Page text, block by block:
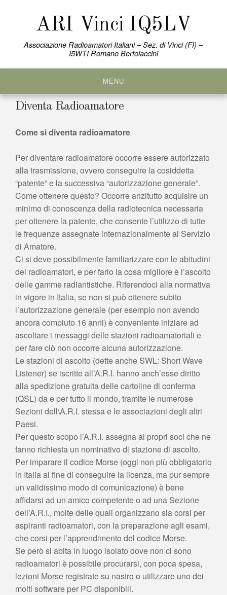
ARI Vinci IQ5LV
Associazione Radioamatori Italiani – Sez. di Vinci (FI) –
I5WTI Romano Bertolaccini
MENU
Diventa Radioamatore
Come si diventa radioamatore
Per diventare radioamatore occorre essere autorizzato
alla trasmissione, ovvero conseguire la cosiddetta
“patente” e la successiva “autorizzazione generale”.
Come ottenere questo? Occorre anzitutto acquisire un
minimo di conoscenza della radiotecnica necessaria
per ottenere la patente, che consente l’utilizzo di tutte
le frequenze assegnate internazionalmente al Servizio
di Amatore.
Ci si deve possibilmente familiarizzare con le abitudini
dei radioamatori, e per farlo la cosa migliore è l’ascolto
delle gamme radiantistiche. Riferendoci alla normativa
in vigore in Italia, se non si può ottenere subito
l’autorizzazione generale (per esempio non avendo
ancora compiuto 16 anni) è conveniente iniziare ad
ascoltare i messaggi delle stazioni radioamatoriali e
per fare ciò non occorre alcuna autorizzazione.
Le stazioni di ascolto (dette anche SWL: Short Wave
Listener) se iscritte all’A.R.I. hanno anch’esse diritto
alla spedizione gratuita delle cartoline di conferma
(QSL) da e per tutto il mondo, tramite le numerose
Sezioni dell\A.R.I. stessa e le associazioni degli altri
Paesi.
Per questo scopo l’A.R.I. assegna ai propri soci che ne
fanno richiesta un nominativo di stazione di ascolto.
Per imparare il codice Morse (oggi non più obbligatorio
in Italia al fine di conseguire la licenza, ma pur sempre
un validissimo modo di comunicazione) è bene
affidarsi ad un amico competente o ad una Sezione
dell’A.R.I., molte delle quali organizzano sia corsi per
aspiranti radioamatori, con la preparazione agli esami,
che corsi per l’apprendimento del codice Morse.
Se però si abita in luogo isolato dove non ci sono
radioamatori è possibile procurarsi, con poca spesa,
lezioni Morse registrate su nastro o utilizzare uno dei
molti software per PC disponibili.